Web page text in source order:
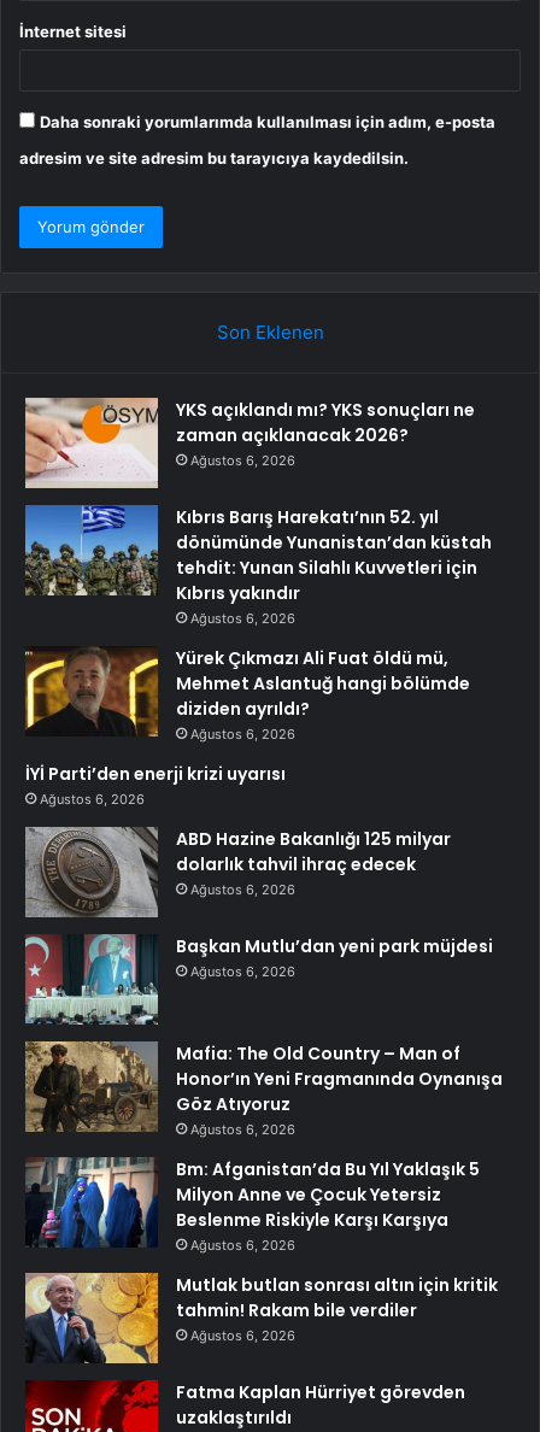
İnternet sitesi
Daha sonraki yorumlarımda kullanılması için adım, e-posta
adresim ve site adresim bu tarayıcıya kaydedilsin.
Son Eklenen
YKS açıklandı mı? YKS sonuçları ne
zaman açıklanacak 2026?
Ağustos 6, 2026
Kıbrıs Barış Harekatı’nın 52. yıl
dönümünde Yunanistan’dan küstah
tehdit: Yunan Silahlı Kuvvetleri için
Kıbrıs yakındır
Ağustos 6, 2026
Yürek Çıkmazı Ali Fuat öldü mü,
Mehmet Aslantuğ hangi bölümde
diziden ayrıldı?
Ağustos 6, 2026
İYİ Parti’den enerji krizi uyarısı
Ağustos 6, 2026
ABD Hazine Bakanlığı 125 milyar
dolarlık tahvil ihraç edecek
Ağustos 6, 2026
Başkan Mutlu’dan yeni park müjdesi
Ağustos 6, 2026
Mafia: The Old Country – Man of
Honor’ın Yeni Fragmanında Oynanışa
Göz Atıyoruz
Ağustos 6, 2026
Bm: Afganistan’da Bu Yıl Yaklaşık 5
Milyon Anne ve Çocuk Yetersiz
Beslenme Riskiyle Karşı Karşıya
Ağustos 6, 2026
Mutlak butlan sonrası altın için kritik
tahmin! Rakam bile verdiler
Ağustos 6, 2026
Fatma Kaplan Hürriyet görevden
uzaklaştırıldı